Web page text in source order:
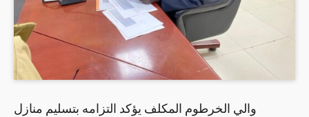
والي الخرطوم المكلف يؤكد التزامه بتسليم منازل